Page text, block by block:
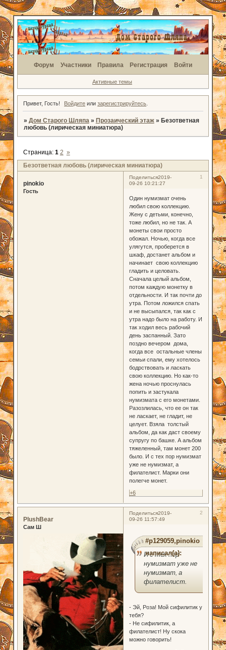
Форум Участники Правила Регистрация Войти
Активные темы
Привет, Гость! Войдите илизарегистрируйтесь
» Дом Старого Шляпа » Прозаический этаж » Безответная
любовь (лирическая миниатюра)
Безответная любовь (лирическая миниатюра)
Страница: 1 2 »
Поделиться 1
2019-
09-26 10:21:27
pinokio
Гость
Один нумизмат очень
любил свою коллекцию.
Жену с детьми, конечно,
тоже любил, но не так. А
монеты свои просто
обожал. Ночью, когда все
улягутся, проберется в
шкаф, достанет альбом и
начинает свою коллекцию
гладить и целовать.
Сначала целый альбом,
потом каждую монетку в
отдельности. И так почти до
утра. Потом ложился спать
и не высыпался, так как с
утра надо было на работу. И
так ходил весь рабочий
день заспанный. Зато
поздно вечером дома,
когда все остальные члены
семьи спали, ему хотелось
бодрствовать и ласкать
свою коллекцию. Но как-то
жена ночью проснулась
попить и застукала
нумизмата с его монетами.
Разозлилась, что ее он так
не ласкает, не гладит, не
целует. Взяла толстый
альбом, да как даст своему
супругу по башке. А альбом
тяжеленный, там монет 200
было. И с тех пор нумизмат
уже не нумизмат, а
филателист. Марки они
полегче монет.
+6
Поделиться 2
2019-
09-26 11:57:49
PlushBear
Сам Ш
#p129059,pinokio
написал(а):
И с тех пор
нумизмат уже не
нумизмат, а
филателист.
- Эй, Роза! Мой сифилитик у
тебя?
- Не сифилитик, а
филателист! Ну скока
можно говорить!